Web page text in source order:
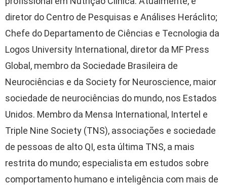
diretor do Centro de Pesquisas e Análises Heráclito;
Chefe do Departamento de Ciências e Tecnologia da
Logos University International, diretor da MF Press
Global, membro da Sociedade Brasileira de
Neurociências e da Society for Neuroscience, maior
sociedade de neurociências do mundo, nos Estados
Unidos. Membro da Mensa International, Intertel e
Triple Nine Society (TNS), associações e sociedade
de pessoas de alto QI, esta última TNS, a mais
restrita do mundo; especialista em estudos sobre
comportamento humano e inteligência com mais de